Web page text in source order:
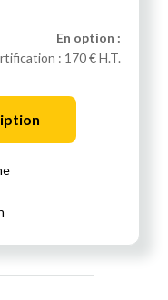
En option :
: 170 € H.T.